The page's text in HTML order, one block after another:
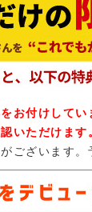
お付けしてい
いただけます
ございます。